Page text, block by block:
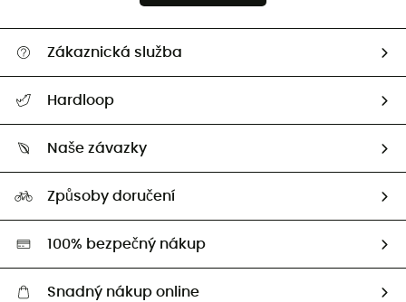
Zákaznická služba
Vrácení zboží a peněz
Hardloop
Naši Ambasadoři
Naše závazky
HardGreen
Způsoby doručení
100% bezpečný nákup
Snadný nákup online